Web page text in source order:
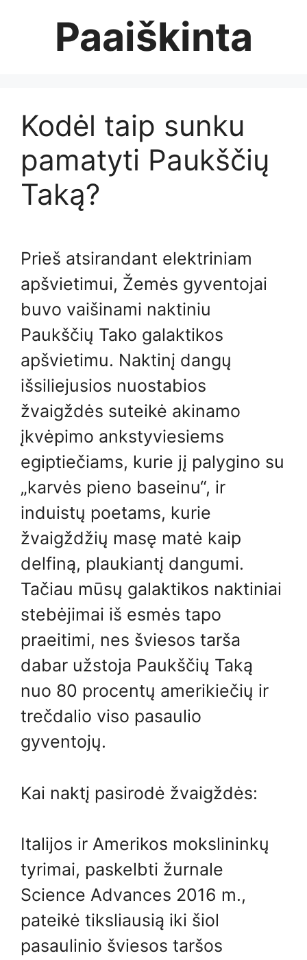
Paaiškinta
Kodėl taip sunku
pamatyti Paukščių
Taką?
Prieš atsirandant elektriniam
apšvietimui, Žemės gyventojai
buvo vaišinami naktiniu
Paukščių Tako galaktikos
apšvietimu. Naktinį dangų
išsiliejusios nuostabios
žvaigždės suteikė akinamo
įkvėpimo ankstyviesiems
egiptiečiams, kurie jį palygino su
„karvės pieno baseinu“, ir
induistų poetams, kurie
žvaigždžių masę matė kaip
delfiną, plaukiantį dangumi.
Tačiau mūsų galaktikos naktiniai
stebėjimai iš esmės tapo
praeitimi, nes šviesos tarša
dabar užstoja Paukščių Taką
nuo 80 procentų amerikiečių ir
trečdalio viso pasaulio
gyventojų.
Kai naktį pasirodė žvaigždės:
Italijos ir Amerikos mokslininkų
tyrimai, paskelbti žurnale
Science Advances 2016 m.,
pateikė tiksliausią iki šiol
pasaulinio šviesos taršos